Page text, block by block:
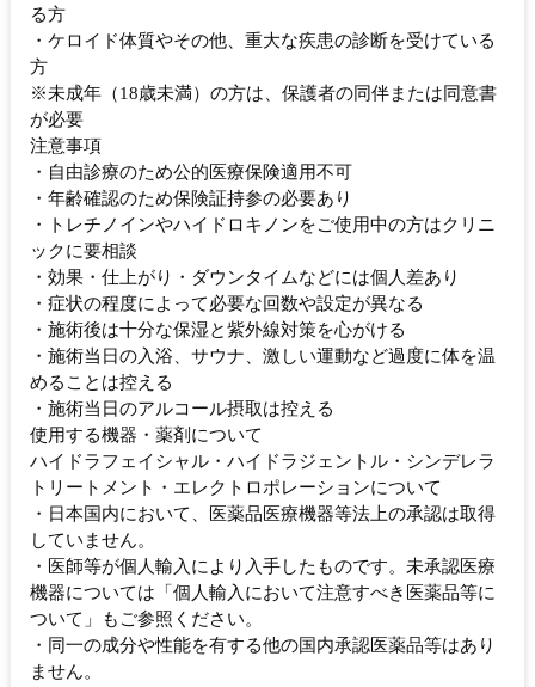
る方
・ケロイド体質やその他、重大な疾患の診断を受けている
方
※未成年（18歳未満）の方は、保護者の同伴または同意書
が必要
注意事項
・自由診療のため公的医療保険適用不可
・年齢確認のため保険証持参の必要あり
・トレチノインやハイドロキノンをご使用中の方はクリニ
ックに要相談
・効果・仕上がり・ダウンタイムなどには個人差あり
・症状の程度によって必要な回数や設定が異なる
・施術後は十分な保湿と紫外線対策を心がける
・施術当日の入浴、サウナ、激しい運動など過度に体を温
めることは控える
・施術当日のアルコール摂取は控える
使用する機器・薬剤について
ハイドラフェイシャル・ハイドラジェントル・シンデレラ
トリートメント・エレクトロポレーションについて
・日本国内において、医薬品医療機器等法上の承認は取得
していません。
・医師等が個人輸入により入手したものです。未承認医療
機器については「個人輸入において注意すべき医薬品等に
ついて」もご参照ください。
・同一の成分や性能を有する他の国内承認医薬品等はあり
ません。